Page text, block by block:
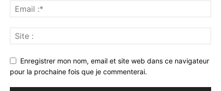
Enregistrer mon nom, email et site web dans ce navigateur
pour la prochaine fois que je commenterai.